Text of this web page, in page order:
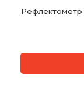
Рефлектометр